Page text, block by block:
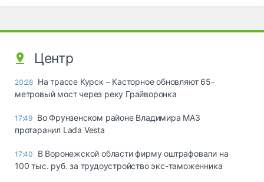
Центр
20:28 На трассе Курск – Касторное обновляют 65-
метровый мост через реку Грайворонка
17:49 Во Фрунзенском районе Владимира МАЗ
протаранил Lada Vesta
17:40
В Воронежской области фирму оштрафовали на
100 тыс. руб. за трудоустройство экс-таможенника